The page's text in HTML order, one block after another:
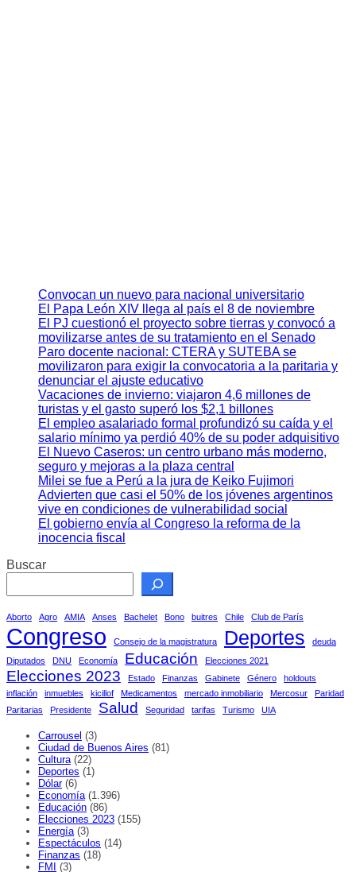
Convocan un nuevo para nacional universitario
El Papa León XIV llega al país el 8 de noviembre
El PJ cuestionó el proyecto sobre tierras y convocó a
movilizarse antes de su tratamiento en el Senado
Paro docente nacional: CTERA y SUTEBA se
movilizaron para exigir la convocatoria a la paritaria y
denunciar el ajuste educativo
Vacaciones de invierno: viajaron 4,6 millones de
turistas y el gasto superó los $2,1 billones
El empleo asalariado formal profundizó su caída y el
salario mínimo ya perdió 40% de su poder adquisitivo
El Nuevo Caseros: un centro urbano más moderno,
seguro y mejoras a la plaza central
Milei se fue a Perú a la jura de Keiko Fujimori
Advierten que casi el 50% de los jóvenes argentinos
vive en condiciones de vulnerabilidad social
El gobierno envía al Congreso la reforma de la
inocencia fiscal
Buscar
Aborto Agro AMIA Anses Bachelet Bono buitres Chile Club de París
Congreso Consejo de la magistratura Deportes
deuda
Diputados
DNU Economía Educación Elecciones 2021
Elecciones 2023 Estado Finanzas Gabinete Género
holdouts
inflación
inmuebles kicillof Medicamentos mercado inmobiliario Mercosur
Paridad
Paritarias
Presidente Salud Seguridad tarifas Turismo UIA
Carrousel (3)
Ciudad de Buenos Aires (81)
Cultura (22)
Deportes (1)
Dólar(6)
Economía (1.396)
Educación (86)
Elecciones 2023 (155)
Energía (3)
Espectáculos (14)
Finanzas (18)
FMI
(3)